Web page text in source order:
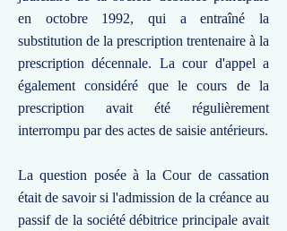
en octobre 1992, qui a entraîné la
substitution de la prescription trentenaire à la
prescription décennale. La cour d'appel a
également considéré que le cours de la
prescription avait été régulièrement
interrompu par des actes de saisie antérieurs.
La question posée à la Cour de cassation
était de savoir si l'admission de la créance au
passif de la société débitrice principale avait